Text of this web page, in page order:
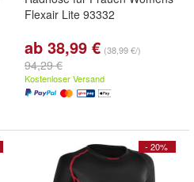
Flexair Lite 93332
ab 38,99 € (38,99 €/)
94,29 €
Kostenloser Versand
- 20%